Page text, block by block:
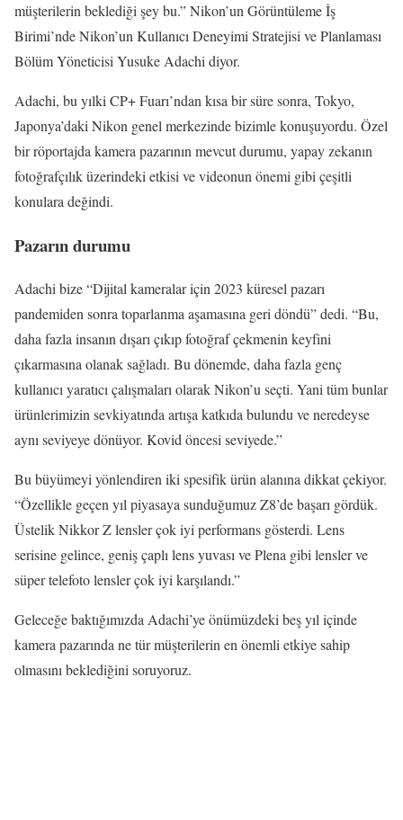
müşterilerin beklediği şey bu.” Nikon’un Görüntüleme İş
Birimi’nde Nikon’un Kullanıcı Deneyimi Stratejisi ve Planlaması
Bölüm Yöneticisi Yusuke Adachi diyor.
Adachi, bu yılki CP+ Fuarı’ndan kısa bir süre sonra, Tokyo,
Japonya’daki Nikon genel merkezinde bizimle konuşuyordu. Özel
bir röportajda kamera pazarının mevcut durumu, yapay zekanın
fotoğrafçılık üzerindeki etkisi ve videonun önemi gibi çeşitli
konulara değindi.
Pazarın durumu
Adachi bize “Dijital kameralar için 2023 küresel pazarı
pandemiden sonra toparlanma aşamasına geri döndü” dedi. “Bu,
daha fazla insanın dışarı çıkıp fotoğraf çekmenin keyfini
çıkarmasına olanak sağladı. Bu dönemde, daha fazla genç
kullanıcı yaratıcı çalışmaları olarak Nikon’u seçti. Yani tüm bunlar
ürünlerimizin sevkiyatında artışa katkıda bulundu ve neredeyse
aynı seviyeye dönüyor. Kovid öncesi seviyede.”
Bu büyümeyi yönlendiren iki spesifik ürün alanına dikkat çekiyor.
“Özellikle geçen yıl piyasaya sunduğumuz Z8’de başarı gördük.
Üstelik Nikkor Z lensler çok iyi performans gösterdi. Lens
serisine gelince, geniş çaplı lens yuvası ve Plena gibi lensler ve
süper telefoto lensler çok iyi karşılandı.”
Geleceğe baktığımızda Adachi’ye önümüzdeki beş yıl içinde
kamera pazarında ne tür müşterilerin en önemli etkiye sahip
olmasını beklediğini soruyoruz.